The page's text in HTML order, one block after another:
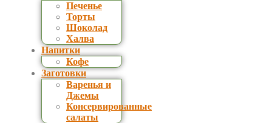
Печенье
Торты
Шоколад
Халва
Напитки
Кофе
Заготовки
Варенья и
Джемы
Консервированные
салаты